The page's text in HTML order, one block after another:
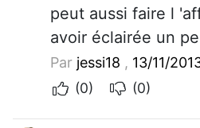
peut aussi faire l
avoir éclairée un
Par jessi18 , 13/11/
(0)
(0)